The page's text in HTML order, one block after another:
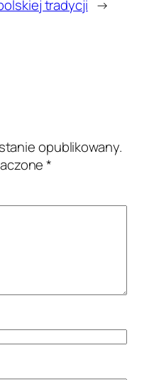
tradycji →
opublikowany.
*